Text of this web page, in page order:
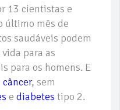
13 cientistas e
último mês de
saudáveis podem
para as
para os homens. E
câncer, sem
e diabetes tipo 2.